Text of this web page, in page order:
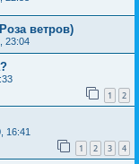
ветров)
23:04
1 2
16:41
1 2 3 4